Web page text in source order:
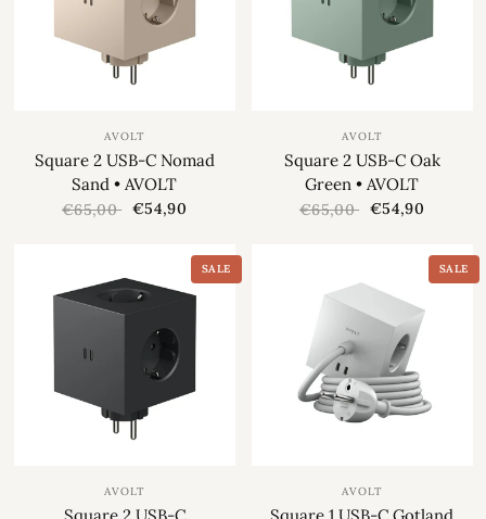
AVOLT
Square 2 USB-C Nomad
Sand • AVOLT
€65,00 €54,90
AVOLT
Square 2 USB-C Oak
Green • AVOLT
€65,00 €54,90
SALE
AVOLT
SALE
AVOLT